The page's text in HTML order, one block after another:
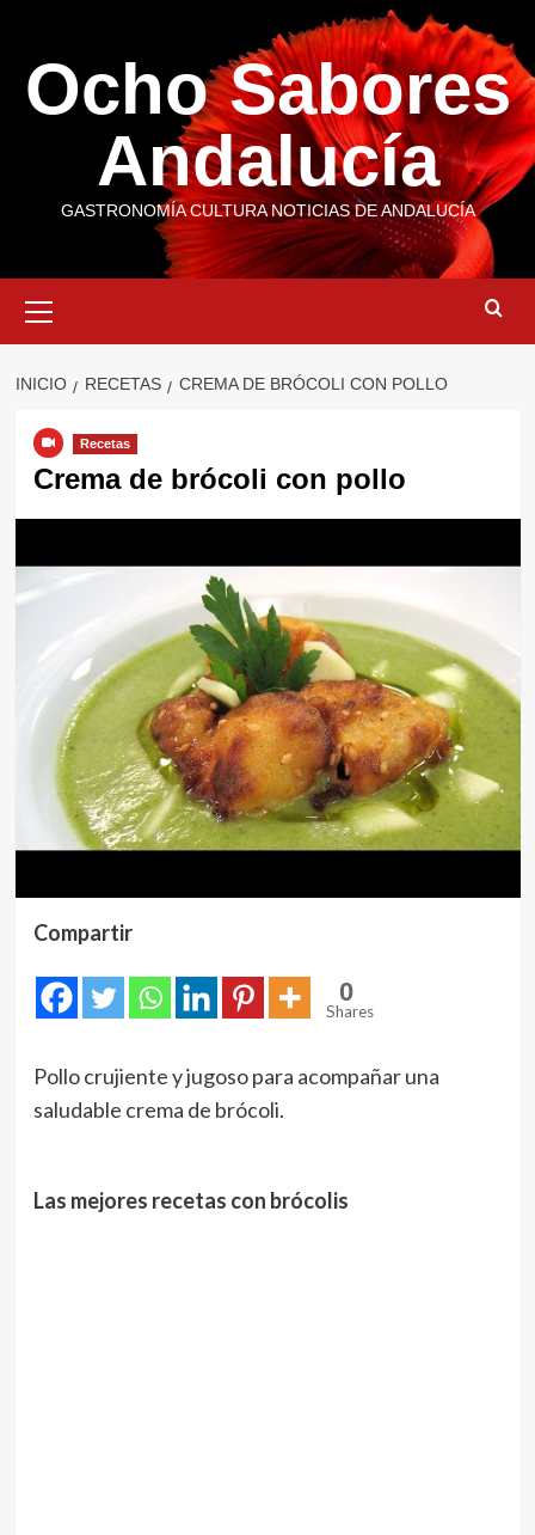
contenido
Ocho Sabores
Andalucía
GASTRONOMÍA CULTURA NOTICIAS DE ANDALUCÍA
primario
INICIO RECETAS CREMA DE BRÓCOLI CON POLLO
Recetas
Crema de brócoli con pollo
Compartir
0
Shares
Pollo crujiente y jugoso para acompañar una
saludable crema de brócoli.
Las mejores recetas con brócolis